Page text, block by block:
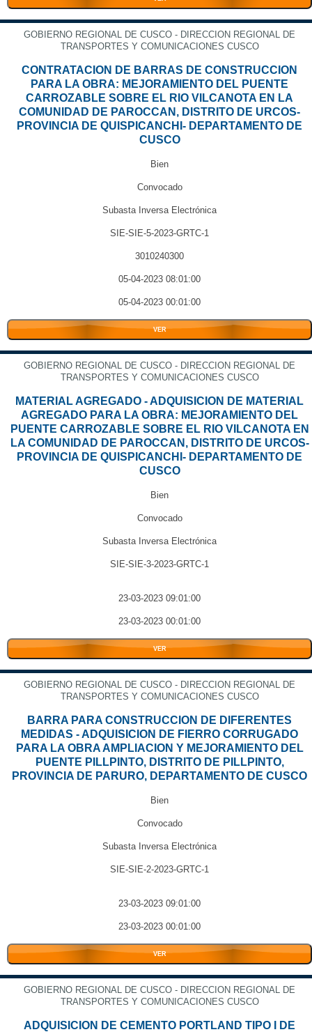
GOBIERNO REGIONAL DE CUSCO - DIRECCION REGIONAL DE
TRANSPORTES Y COMUNICACIONES CUSCO
CONTRATACION DE BARRAS DE CONSTRUCCION
PARA LA OBRA: MEJORAMIENTO DEL PUENTE
CARROZABLE SOBRE EL RIO VILCANOTA EN LA
COMUNIDAD DE PAROCCAN, DISTRITO DE URCOS-
PROVINCIA DE QUISPICANCHI- DEPARTAMENTO DE
CUSCO
Bien
Convocado
Subasta Inversa Electrónica
SIE-SIE-5-2023-GRTC-1
3010240300
05-04-2023 08:01:00
05-04-2023 00:01:00
VER
GOBIERNO REGIONAL DE CUSCO - DIRECCION REGIONAL DE
TRANSPORTES Y COMUNICACIONES CUSCO
MATERIAL AGREGADO - ADQUISICION DE MATERIAL
AGREGADO PARA LA OBRA: MEJORAMIENTO DEL
PUENTE CARROZABLE SOBRE EL RIO VILCANOTA EN
LA COMUNIDAD DE PAROCCAN, DISTRITO DE URCOS-
PROVINCIA DE QUISPICANCHI- DEPARTAMENTO DE
CUSCO
Bien
Convocado
Subasta Inversa Electrónica
SIE-SIE-3-2023-GRTC-1
23-03-2023 09:01:00
23-03-2023 00:01:00
VER
GOBIERNO REGIONAL DE CUSCO - DIRECCION REGIONAL DE
TRANSPORTES Y COMUNICACIONES CUSCO
BARRA PARA CONSTRUCCION DE DIFERENTES
MEDIDAS - ADQUISICION DE FIERRO CORRUGADO
PARA LA OBRA AMPLIACION Y MEJORAMIENTO DEL
PUENTE PILLPINTO, DISTRITO DE PILLPINTO,
PROVINCIA DE PARURO, DEPARTAMENTO DE CUSCO
Bien
Convocado
Subasta Inversa Electrónica
SIE-SIE-2-2023-GRTC-1
23-03-2023 09:01:00
23-03-2023 00:01:00
VER
GOBIERNO REGIONAL DE CUSCO - DIRECCION REGIONAL DE
TRANSPORTES Y COMUNICACIONES CUSCO
ADQUISICION DE CEMENTO PORTLAND TIPO I DE